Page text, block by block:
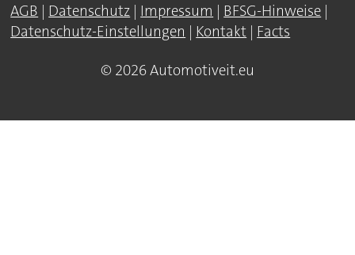
AGB | Datenschutz | Impressum | BFSG-Hinweise |
Datenschutz-Einstellungen | Kontakt | Facts
© 2026 Automotiveit.eu